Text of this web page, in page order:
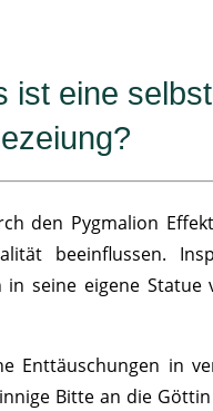
ist eine
den Pygmalion
beeinflussen.
seine eigene
Enttäuschungen in
Bitte an die